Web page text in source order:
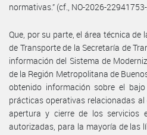
normativas.” (cf., NO-2026-
Que, por su parte, el área técnica de
de Transporte de la Secretaría de
información del Sistema de
de la Región Metropolitana de
obtenido información sobre el
prácticas operativas relacionadas
apertura y cierre de los servicios
autorizadas, para la mayoría de las